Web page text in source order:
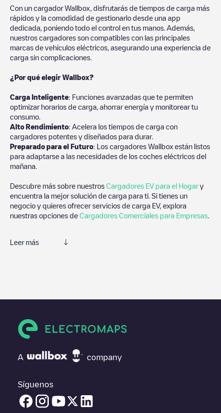
Con un cargador Wallbox, disfrutarás de tiempos de carga más
rápidos y la comodidad de gestionarlo desde una app
dedicada, poniendo todo el control en tus manos. Además,
nuestros cargadores son compatibles con las principales
marcas de vehículos eléctricos, asegurando una experiencia de
carga sin complicaciones.
¿Por qué elegir Wallbox?
Carga Inteligente: Funciones avanzadas que te permiten
optimizar horarios de carga, ahorrar energía y monitorear tu
consumo.
Alto Rendimiento: Acelera los tiempos de carga con
cargadores potentes y diseñados para durar.
Preparado para el Futuro: Los cargadores Wallbox están listos
para adaptarse a las necesidades de los coches eléctricos del
mañana.
Descubre más sobre nuestros Cargadores EV para el Hogary
encuentra la mejor solución de carga para ti. Si tienes un
negocio y quieres ofrecer servicios de carga EV, explora
nuestras opciones de Cargadores Comerciales para Empresas
Leer más
crear la mejor experiencia para los conductores de vehículos
eléctricos.
Las opiniones de los conductores eléctricos son muy
importantes para valorar cuáles son los puntos de carga más
lo que no dudes en dejar tu valoración de cuál fue tu
experiencia de carga en la ficha de la estación de carga una vez
finalizada la carga de tu vehículo eléctrico.
A company
Síguenos